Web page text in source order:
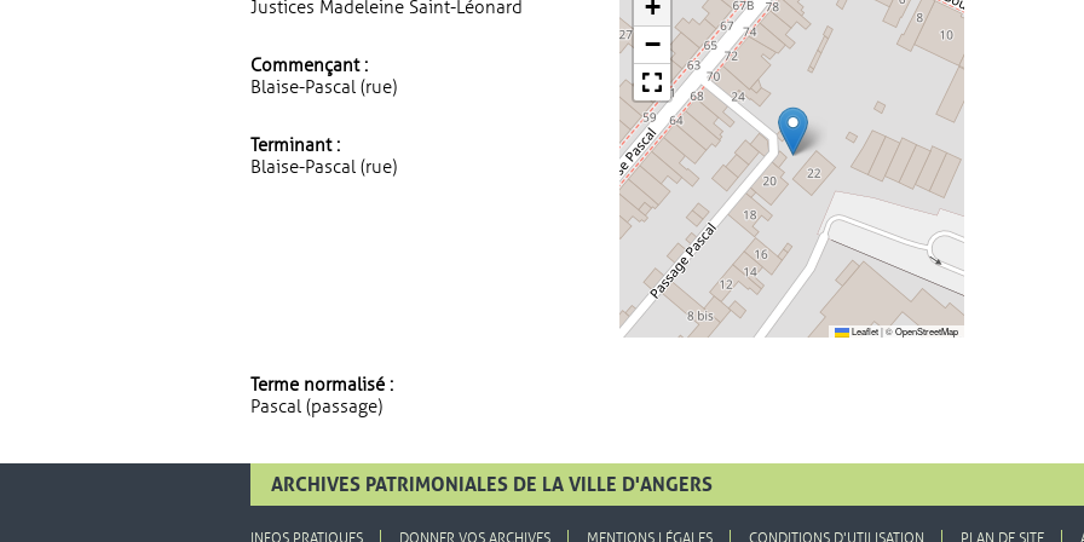
Justices Madeleine Saint-Léonard
Commençant :
Blaise-Pascal (rue)
Terminant :
Blaise-Pascal (rue)
+
−
Leaflet|©OpenStreetMap
Terme normalisé :
Pascal (passage)
ARCHIVES PATRIMONIALES DE LA VILLE D'ANGERS
INFOS PRATIQUES DONNER VOS ARCHIVES MENTIONS LÉGALES CONDITIONS D'UTILISATION PLAN DE SITE